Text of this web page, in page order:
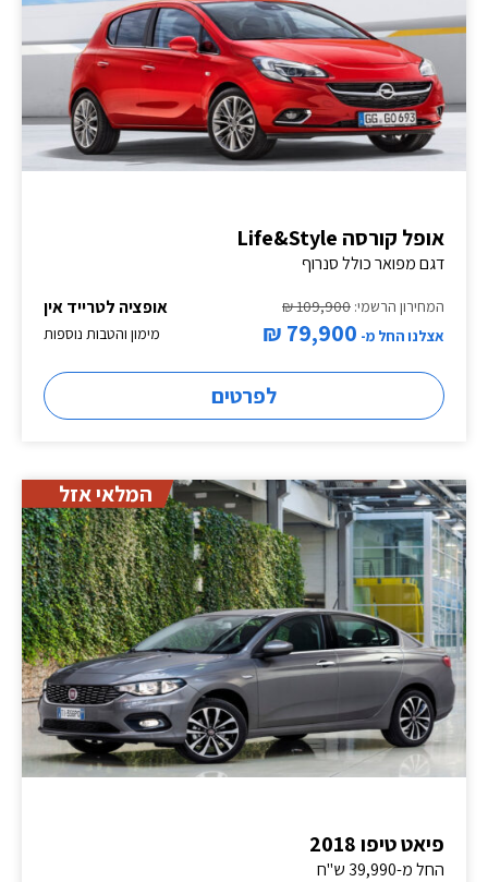
אופל קורסה Life&Style
דגם מפואר כולל סנרוף
אופציה לטרייד אין
המחירון הרשמי: 109,900 ₪
מימון והטבות נוספות
אצלנו החל מ- 79,900 ₪
לפרטים
המלאי אזל
פיאט טיפו 2018
החל מ-39,990 ש"ח